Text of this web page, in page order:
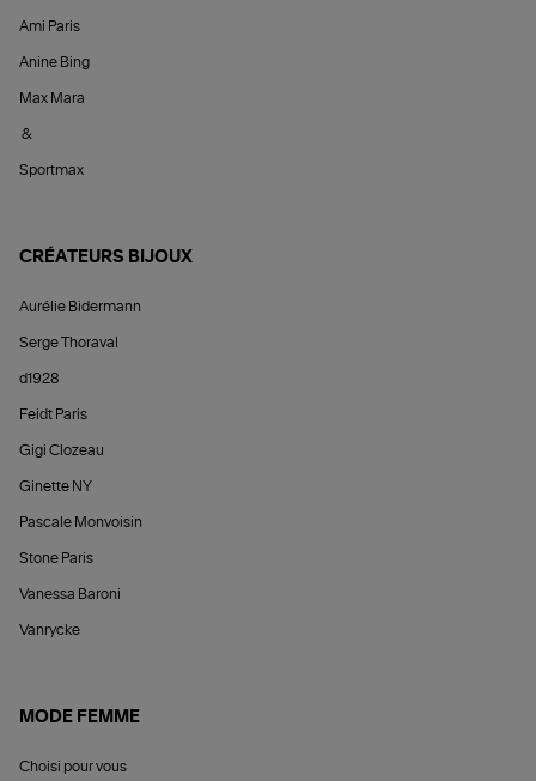
Ami Paris
Anine Bing
Max Mara
&
Sportmax
CRÉATEURS BIJOUX
Aurélie Bidermann
Serge Thoraval
d1928
Feidt Paris
Gigi Clozeau
Ginette NY
Pascale Monvoisin
Stone Paris
Vanessa Baroni
Vanrycke
MODE FEMME
Choisi pour vous